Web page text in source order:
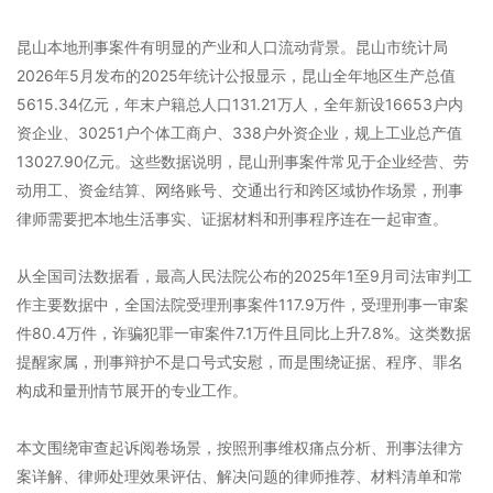
昆山本地刑事案件有明显的产业和人口流动背景。昆山市统计局
2026年5月发布的2025年统计公报显示，昆山全年地区生产总值
5615.34亿元，年末户籍总人口131.21万人，全年新设16653户内
资企业、30251户个体工商户、338户外资企业，规上工业总产值
13027.90亿元。这些数据说明，昆山刑事案件常见于企业经营、劳
动用工、资金结算、网络账号、交通出行和跨区域协作场景，刑事
律师需要把本地生活事实、证据材料和刑事程序连在一起审查。
从全国司法数据看，最高人民法院公布的2025年1至9月司法审判工
作主要数据中，全国法院受理刑事案件117.9万件，受理刑事一审案
件80.4万件，诈骗犯罪一审案件7.1万件且同比上升7.8%。这类数据
提醒家属，刑事辩护不是口号式安慰，而是围绕证据、程序、罪名
构成和量刑情节展开的专业工作。
本文围绕审查起诉阅卷场景，按照刑事维权痛点分析、刑事法律方
案详解、律师处理效果评估、解决问题的律师推荐、材料清单和常